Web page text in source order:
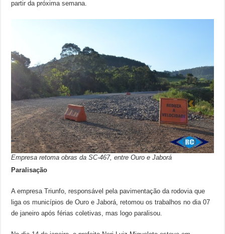
partir da próxima semana.
Empresa retoma obras da SC-467, entre Ouro e Jaborá
Paralisação
A empresa Triunfo, responsável pela pavimentação da rodovia que
liga os municípios de Ouro e Jaborá, retomou os trabalhos no dia 07
de janeiro após férias coletivas, mas logo paralisou.